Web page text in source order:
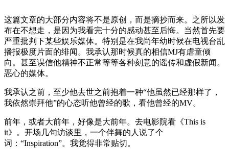
这篇文章的大部分内容将不是原创，而是摘抄而来。之所以发
布在不想走，是因为我看完十分的感动甚至后悔。当然首先要
严重批判下某些娱乐媒体。特别是在我尚年幼时候在电视台乱
播报极度片面的绯闻。我承认那时候真的相信MJ有虐童倾
向。甚至误信他精神不正常等等各种刻意的谣传和虚假新闻。
恶心的媒体。
我承认之前，至少他去世之前抱着一种“他虽然已经那样了，
我依然崇拜他”的心态听他曾经的歌，看他曾经的MV。
前年，或者大前年，好像是大前年。去电影院看《This is
it》。开场几句访谈里，一个伴舞的人说了个
词：“Inspiration”。我觉得非常贴切。